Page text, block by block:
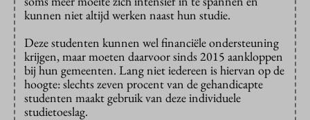
kunnen niet altijd werken naast hun studie.
Deze studenten kunnen wel financiële ondersteuning
krijgen, maar moeten daarvoor sinds 2015 aankloppen
bij hun gemeenten. Lang niet iedereen is hiervan op de
hoogte: slechts zeven procent van de gehandicapte
studenten maakt gebruik van deze individuele
studietoeslag.